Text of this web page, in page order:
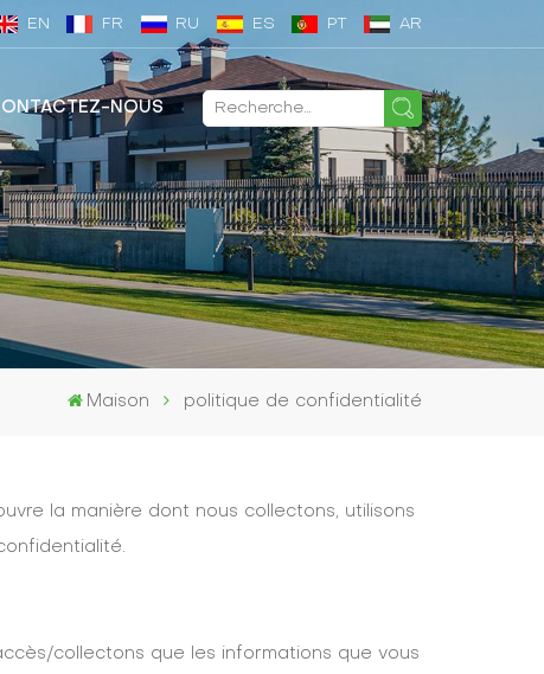
EN FR RU ES PT AR
NOUS
Maison politique de confidentialité
la manière dont nous collectons, utilisons
collectons que les informations que vous